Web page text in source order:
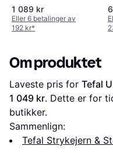
1 089 kr
Eller 6 betalinger av
192 kr*
Om produktet
Laveste pris for Tefal
1 049 kr. Dette er for
butikker.
Sammenlign:
Tefal Strykejern &